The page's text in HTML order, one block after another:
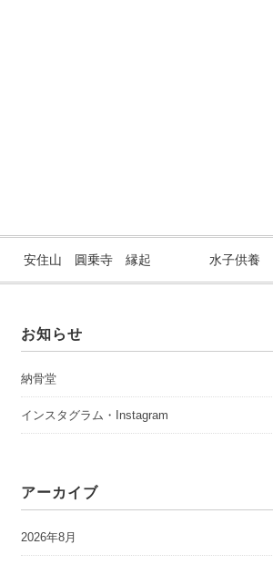
安住山 圓乗寺 縁起 水子供養
お知らせ
納骨堂
インスタグラム・Instagram
アーカイブ
2026年8月